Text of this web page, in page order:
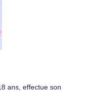
ans, effectue son